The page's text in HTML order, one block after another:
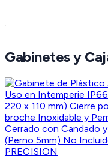
Gabinetes y
PRECISION